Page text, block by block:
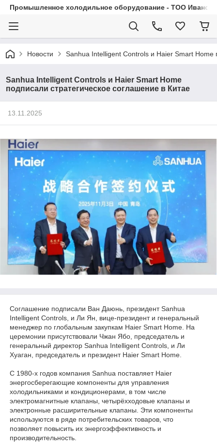
Промышленное холодильное оборудование - ТОО
Новости Sanhua Intelligent Controls и Haier Smart Home
Sanhua Intelligent Controls и Haier Smart Home
подписали стратегическое соглашение в Китае
13.11.2025
Соглашение подписали Ван Даюнь, президент Sanhua
Intelligent Controls, и Ли Ян, вице-президент и генеральный
менеджер по глобальным закупкам Haier Smart Home. На
церемонии присутствовали Чжан Ябо, председатель и
генеральный директор Sanhua Intelligent Controls, и Ли
Хуаган, председатель и президент Haier Smart Home.
С 1980-х годов компания Sanhua поставляет Haier
энергосберегающие компоненты для управления
холодильниками и кондиционерами, в том числе
электромагнитные клапаны, четырёхходовые клапаны и
электронные расширительные клапаны. Эти компоненты
используются в ряде потребительских товаров, что
позволяет повысить их энергоэффективность и
производительность.